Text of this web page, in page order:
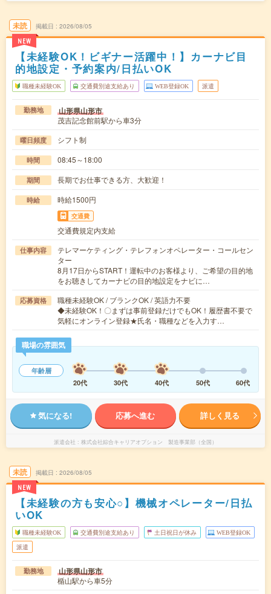
未読
NEW
掲載日 2026/08/05
【未経験OK！ビギナー活躍中！】カーナビ目
的地設定・予約案内/日払いOK
職種未経験OK 交通費別途支給あり WEB登録OK 派遣
勤務地 山形県山形市
茂吉記念館前駅から車3分
曜日頻度 シフト制
時間 08:45～18:00
期間 長期でお仕事できる方、大歓迎！
時給 時給1500円
交通費
交通費規定内支給
仕事内容
テレマーケティング・テレフォンオペレーター・コールセン
ター
8月17日からSTART！運転中のお客様より、ご希望の目的地
をお聴きしてカーナビの目的地設定をナビに…
応募資格
職種未経験OK / ブランクOK / 英語力不要
◆未経験OK！〇まずは事前登録だけでもOK！履歴書不要で
気軽にオンライン登録★氏名・職種などを入力す…
職場の雰囲気
年齢層
20代
30代 40代 50代 60代
気になる! 応募へ進む 詳しく見る
派遣会社 株式会社綜合キャリアオプション 製造事業部（全国）
未読
NEW
掲載日 2026/08/05
【未経験の方も安心○】機械オペレーター/日払
いOK
職種未経験OK 交通費別途支給あり 土日祝日が休み WEB登録OK
派遣
勤務地 山形県山形市
楯山駅から車5分